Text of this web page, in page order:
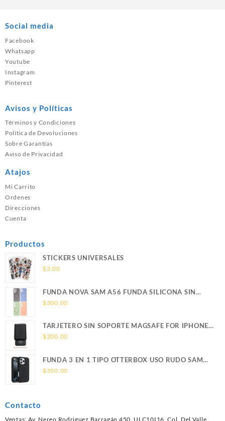
Social media
Facebook
Whatsapp
Youtube
Instagram
Pinterest
Avisos y Políticas
Términos y Condiciones
Política de Devoluciones
Sobre Garantías
Aviso de Privacidad
Atajos
Mi Carrito
Ordenes
Direcciones
Cuenta
Productos
STICKERS UNIVERSALES
$3.00
FUNDA NOVA SAM A56 FUNDA SILICONA SIN
SOPORTE MAGNETICO SAMSUNG
$300.00
TARJETERO SIN SOPORTE MAGSAFE FOR IPHONE
LEATHER WALLET MAGSAFE
$200.00
FUNDA 3 EN 1 TIPO OTTERBOX USO RUDO SAM
S26 ULTRA SAMSUNG S26 ULTRA
$350.00
Contacto
Ventas: Av. Nereo Rodriguez Barragán 450, ULC10I16, Col. Del Valle,